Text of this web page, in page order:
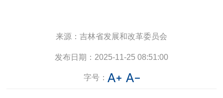
来源： 吉林省发展和改革委员会
发布日期： 2025-11-25 08:51:00
字号：